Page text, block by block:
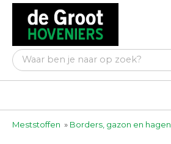
Meststoffen » Borders, gazon en hagen